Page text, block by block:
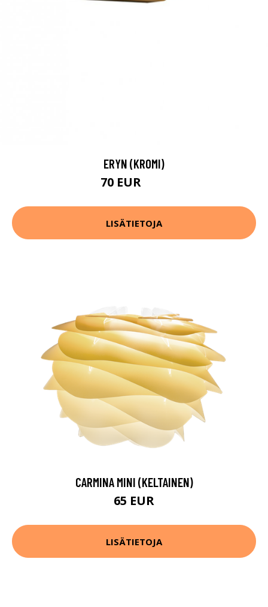
ERYN (KROMI)
70 EUR
LISÄTIETOJA
CARMINA MINI (KELTAINEN)
65 EUR
LISÄTIETOJA